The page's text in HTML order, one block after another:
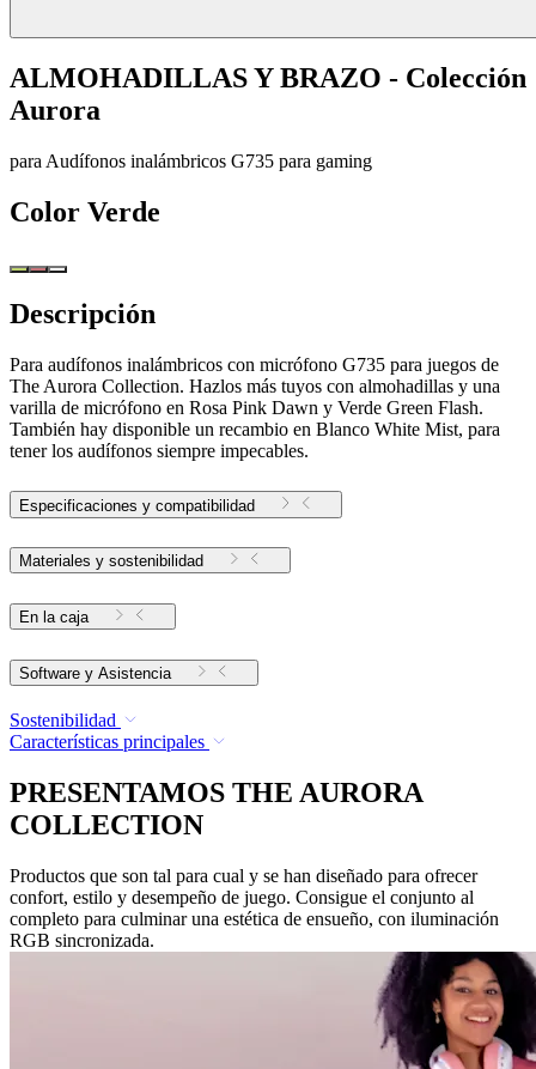
ALMOHADILLAS Y BRAZO - Colección
Aurora
para Audífonos inalámbricos G735 para gaming
Color Verde
Descripción
Para audífonos inalámbricos con micrófono G735 para juegos de
The Aurora Collection. Hazlos más tuyos con almohadillas y una
varilla de micrófono en Rosa Pink Dawn y Verde Green Flash.
También hay disponible un recambio en Blanco White Mist, para
tener los audífonos siempre impecables.
Especificaciones y compatibilidad
Materiales y sostenibilidad
En la caja
Software y Asistencia
Sostenibilidad
Características principales
PRESENTAMOS THE AURORA
COLLECTION
Productos que son tal para cual y se han diseñado para ofrecer
confort, estilo y desempeño de juego. Consigue el conjunto al
completo para culminar una estética de ensueño, con iluminación
RGB sincronizada.